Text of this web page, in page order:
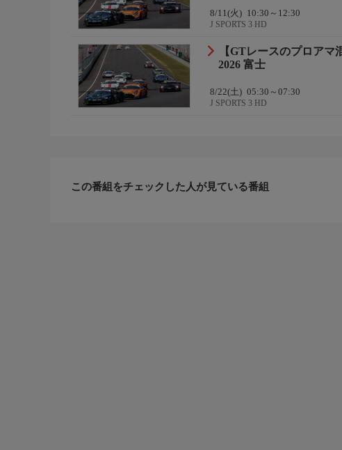
8/11(火) 10:30～12:30
J SPORTS 3 HD
【GTレースのプロア
2026 富士
8/22(土) 05:30～07:30
J SPORTS 3 HD
この番組をチェックした人が見ている番組